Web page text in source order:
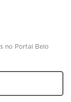
no Portal Belo